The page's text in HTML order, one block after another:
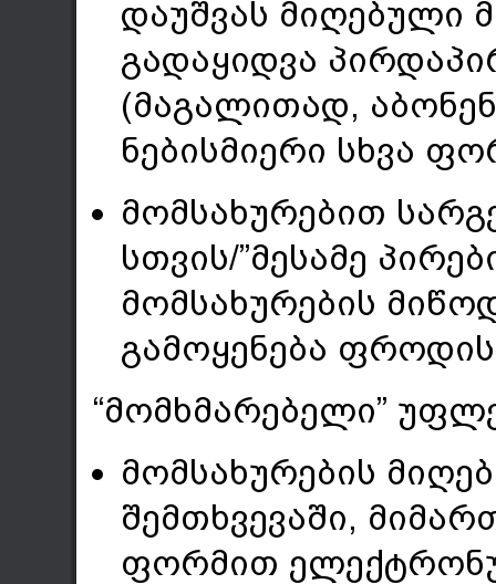
დაუშვას მიღებული
გადაყიდვა
(მაგალითად,
ნებისმიერი სხვა
მომსახურებით
სთვის/”მესამე
მომსახურების
გამოყენება ფროდის
“მომხმარებელი”
მომსახურების
შემთხვევაში,
ფორმით